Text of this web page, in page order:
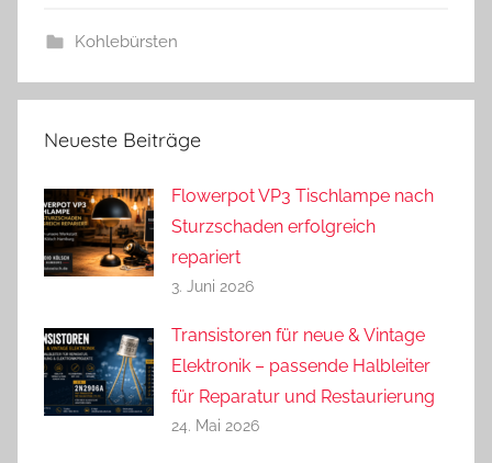
Kohlebürsten
Neueste Beiträge
Flowerpot VP3 Tischlampe nach
Sturzschaden erfolgreich
repariert
3. Juni 2026
Transistoren für neue & Vintage
Elektronik – passende Halbleiter
für Reparatur und Restaurierung
24. Mai 2026